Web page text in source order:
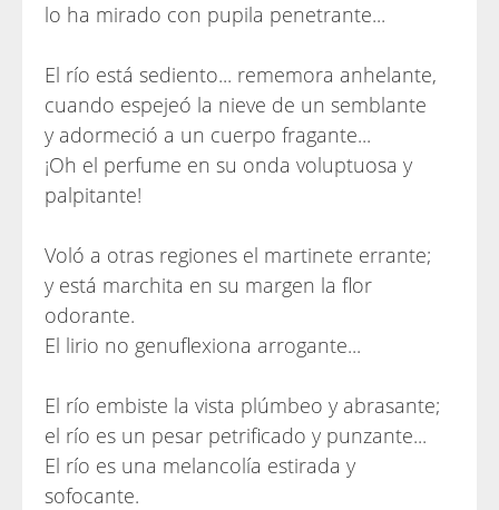
lo ha mirado con pupila penetrante...
El río está sediento... rememora anhelante,
cuando espejeó la nieve de un semblante
y adormeció a un cuerpo fragante...
¡Oh el perfume en su onda voluptuosa y
palpitante!
Voló a otras regiones el martinete errante;
y está marchita en su margen la flor
odorante.
El lirio no genuflexiona arrogante...
El río embiste la vista plúmbeo y abrasante;
el río es un pesar petrificado y punzante...
El río es una melancolía estirada y
sofocante.